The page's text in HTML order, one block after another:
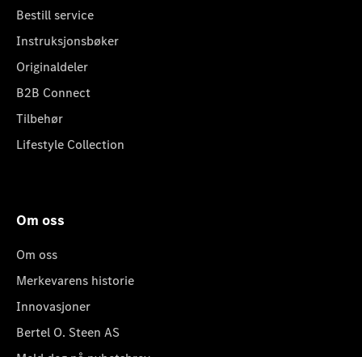
Bestill service
Instruksjonsbøker
Originaldeler
B2B Connect
Tilbehør
Lifestyle Collection
Om oss
Om oss
Merkevarens historie
Innovasjoner
Bertel O. Steen AS